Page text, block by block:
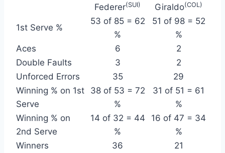
Federer(SUI) Giraldo(COL)
1st Serve %
53 of 85 = 62
%
51 of 98 = 52
%
Aces
6
2
Double Faults
3
2
Unforced Errors
35
29
Winning % on 1st
Serve
38 of 53 = 72
%
31 of 51 = 61
%
Winning % on
2nd Serve
14 of 32 = 44
%
16 of 47 = 34
%
Winners
36
21